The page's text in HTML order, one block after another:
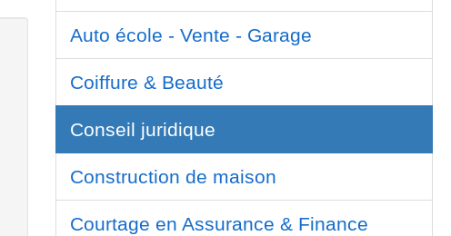
Auto école - Vente - Garage
Coiffure & Beauté
Conseil juridique
Construction de maison
Courtage en Assurance & Finance